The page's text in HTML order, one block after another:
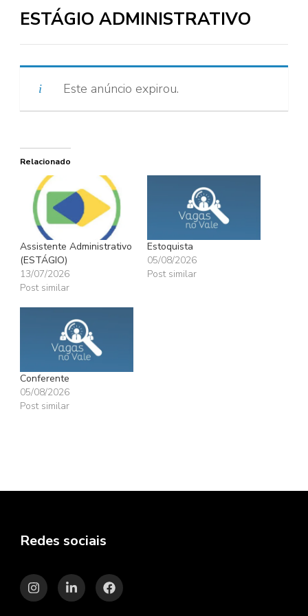
ESTÁGIO ADMINISTRATIVO
Este anúncio expirou.
Relacionado
Assistente Administrativo
(ESTÁGIO)
13/07/2026
Post similar
Estoquista
05/08/2026
Post similar
Conferente
05/08/2026
Post similar
Redes sociais